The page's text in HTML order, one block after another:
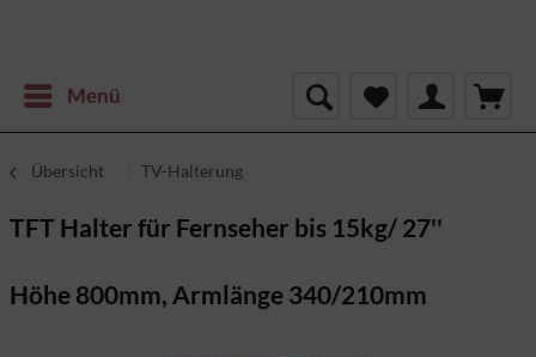
Menü
Übersicht TV-Halterung
TFT Halter für Fernseher bis 15kg/ 27''
Höhe 800mm, Armlänge 340/210mm